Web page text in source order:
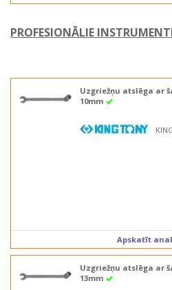
PROFESIONĀLIE
Uzgriežņu atslēga ar
10mm
Apskatīt
Uzgriežņu atslēga ar
13mm